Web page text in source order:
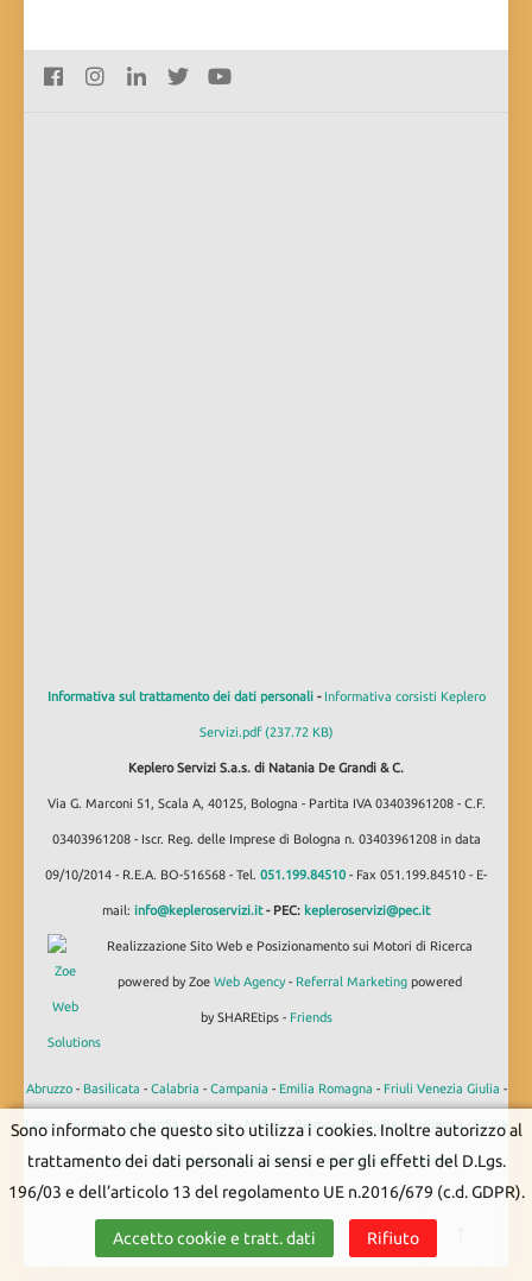
Informativa sul trattamento dei dati personali- Informativa corsisti Keplero
Servizi.pdf (237.72 KB)
Keplero Servizi S.a.s. di Natania De Grandi & C.
Via G. Marconi 51, Scala A, 40125, Bologna - Partita IVA 03403961208 - C.F.
03403961208 - Iscr. Reg. delle Imprese di Bologna n. 03403961208 in data
09/10/2014 - R.E.A. BO-516568 - Tel. 051.199.84510 - Fax 051.199.84510 - E-
mail: info@kepleroservizi.it- PEC: kepleroservizi@pec.it
Realizzazione Sito Web e Posizionamento sui Motori di Ricerca
powered by Zoe Web Agency- Referral Marketing powered
by SHAREtips - Friends
Abruzzo- Basilicata - Calabria - Campania - Emilia Romagna - Friuli Venezia Giulia -
Lazio-Liguria-Lombardia-Marche- Molise-Piemonte-Puglia-Sardegna-Sicilia
-Toscana-Trentino Alto Adige-Umbria -Valle d'Aosta-Veneto
Sono informato che questo sito utilizza i cookies. Inoltre autorizzo al
trattamento dei dati personali ai sensi e per gli effetti del D.Lgs.
196/03 e dell’articolo 13 del regolamento UE n.2016/679 (c.d. GDPR).
Accetto cookie e tratt. dati Rifiuto